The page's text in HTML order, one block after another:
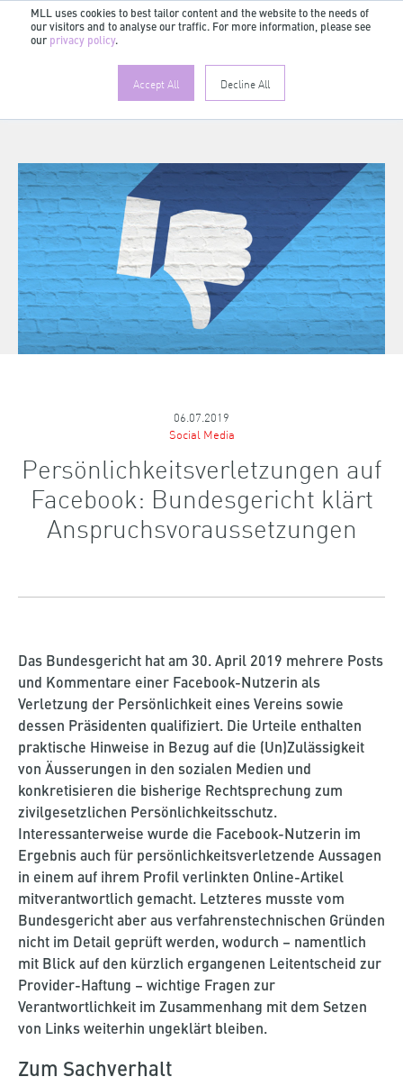
MLL uses cookies to best tailor content and the website to the needs of
our visitors and to analyse our traffic. For more information, please see
our privacy policy.
Accept All Decline All
06.07.2019
Social Media
Persönlichkeitsverletzungen auf
Facebook: Bundesgericht klärt
Anspruchsvoraussetzungen
Das Bundesgericht hat am 30. April 2019 mehrere Posts
und Kommentare einer Facebook-Nutzerin als
Verletzung der Persönlichkeit eines Vereins sowie
dessen Präsidenten qualifiziert. Die Urteile enthalten
praktische Hinweise in Bezug auf die (Un)Zulässigkeit
von Äusserungen in den sozialen Medien und
konkretisieren die bisherige Rechtsprechung zum
zivilgesetzlichen Persönlichkeitsschutz.
Interessanterweise wurde die Facebook-Nutzerin im
Ergebnis auch für persönlichkeitsverletzende Aussagen
in einem auf ihrem Profil verlinkten Online-Artikel
mitverantwortlich gemacht. Letzteres musste vom
Bundesgericht aber aus verfahrenstechnischen Gründen
nicht im Detail geprüft werden, wodurch – namentlich
mit Blick auf den kürzlich ergangenen Leitentscheid zur
Provider-Haftung – wichtige Fragen zur
Verantwortlichkeit im Zusammenhang mit dem Setzen
von Links weiterhin ungeklärt bleiben.
Zum Sachverhalt